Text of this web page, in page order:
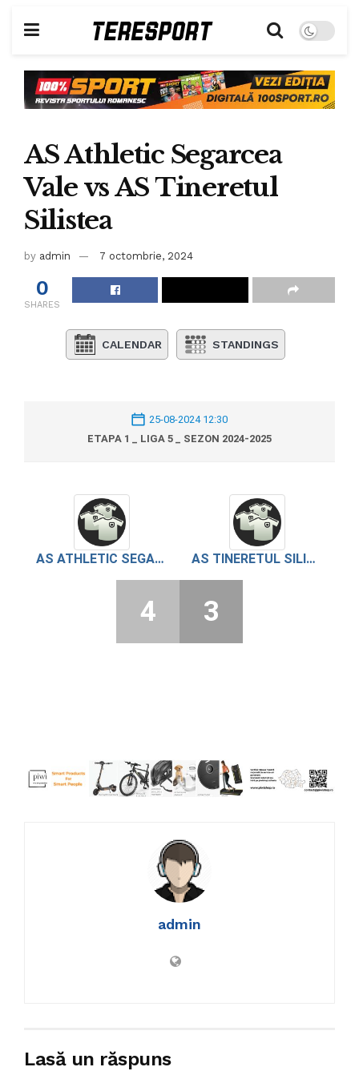
AS Athletic Segarcea
Vale vs AS Tineretul
Silistea
by admin 7 octombrie, 2024
0
SHARES
CALENDAR STANDINGS
25-08-2024 12:30
ETAPA 1 _ LIGA 5 _ SEZON 2024-2025
AS ATHLETIC SEGARCEA VALE AS TINERETUL SILISTEA
4 3
admin
Lasă un răspuns